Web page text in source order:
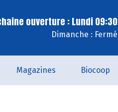
ouverture : Lundi 09:30
Dimanche : Fermé
Magazines Biocoop